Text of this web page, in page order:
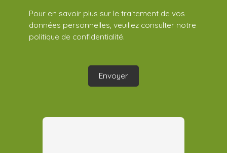
Pour en savoir plus sur le traitement de vos
données personnelles, veuillez consulter notre
politique de confidentialité.
Envoyer